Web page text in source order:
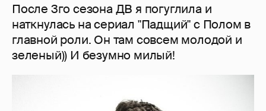
После 3го сезона ДВ я погуглила и
наткнулась на сериал "Падщий" с Полом в
главной роли. Он там совсем молодой и
зеленый)) И безумно милый!